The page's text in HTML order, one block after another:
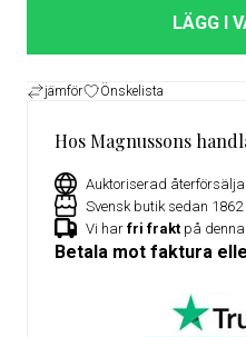
LÄGG I
jämför Önskelista
Hos Magnussons
Auktoriserad
Svensk butik sedan 1862
Vi har fri frakt på
Betala mot faktura